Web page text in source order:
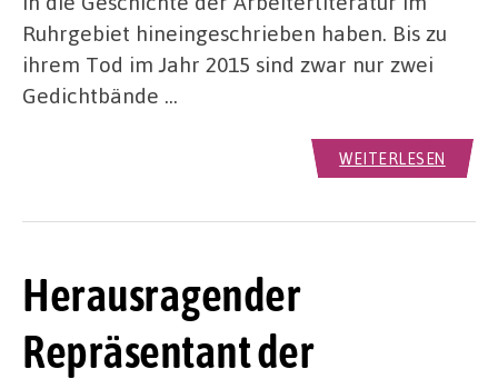
Ruhrgebiet hineingeschrieben haben. Bis zu
ihrem Tod im Jahr 2015 sind zwar nur zwei
Gedichtbände …
WEITERLESEN
Herausragender
Repräsentant der